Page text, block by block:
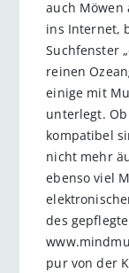
auch Möwen
ins Internet,
Suchfenster
reinen
einige mit
unterlegt.
kompatibel
nicht mehr
ebenso viel
des
pur von der